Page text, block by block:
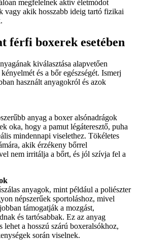
megfelelnek aktív életmódot
vagy akik hosszabb ideig tartó fizikai
férfi boxerek esetében
kiválasztása alapvetően
és a bőr egészségét. Ismerj
használt anyagokról és azok
anyag a boxer alsónadrágok
oka, hogy a pamut légáteresztő, puha
mindennapi viselethez. Tökéletes
akik érzékeny bőrrel
nem irritálja a bőrt, és jól szívja fel a
anyagok, mint például a poliészter
népszerűek sportoláshoz, mivel
támogatják a mozgást,
és tartósabbak. Ez az anyag
lehet a hosszú szárú boxeralsókhoz,
során viselnek.